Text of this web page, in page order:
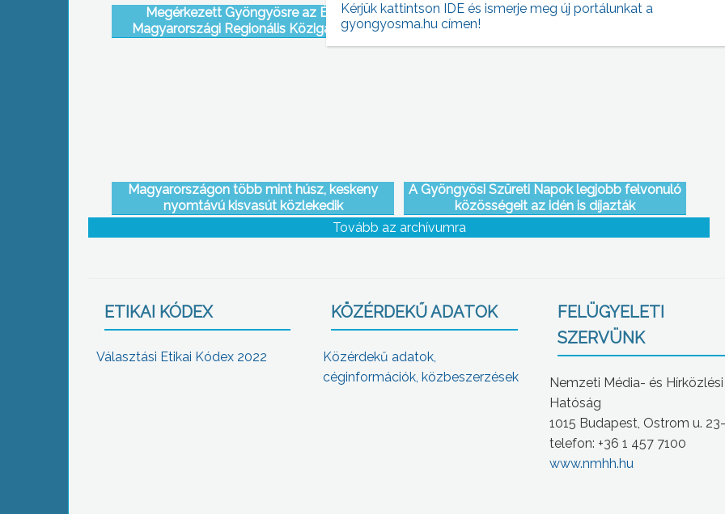
Megérkezett Gyöngyösre az Észak-
Magyarországi Regionális Közigazgatási
Hivatal véleménye az augusztus 28-ai ülés
Hasba szúrta szomszédját egy férfi tegnap
este Gyöngyössolymoson, a sértett könnyebb
sérüléseket szenvedett
Magyarországon több mint húsz, keskeny
nyomtávú kisvasút közlekedik
A Gyöngyösi Szüreti Napok legjobb felvonuló
közösségeit az idén is díjazták
Tovább az archívumra
ETIKAI KÓDEX
Választási Etikai Kódex 2022
KÖZÉRDEKŰ ADATOK
Közérdekű adatok,
céginformációk, közbeszerzések
FELÜGYELETI
SZERVÜNK
Nemzeti Média- és Hírközlési
Hatóság
1015 Budapest, Ostrom u.
telefon: +36 1 457 7100
www.nmhh.hu
Kérjük kattintson IDE és ismerje meg új portálunkat a
gyongyosma.hu címen!